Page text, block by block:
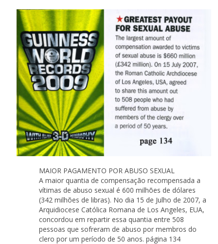
MAIOR PAGAMENTO POR ABUSO SEXUAL
A maior quantia de compensação recompensada a
vítimas de abuso sexual é 600 milhões de dólares
(342 milhões de libras). No dia 15 de Julho de 2007, a
Arquidiocese Católica Romana de Los Angeles, EUA,
concordou em repartir essa quantia entre 508
pessoas que sofreram de abuso por membros do
clero por um período de 50 anos. página 134